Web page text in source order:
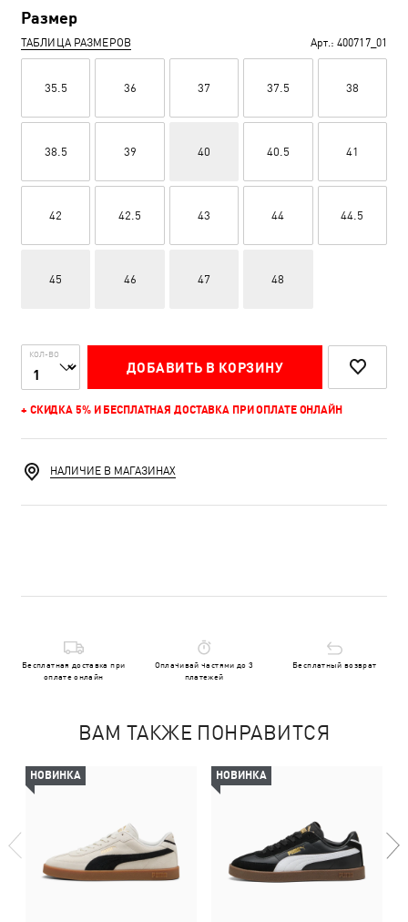
Размер
ТАБЛИЦА РАЗМЕРОВ Арт.: 400717_01
35.5 36 37 37.5 38
38.5 39 40 40.5 41
42 42.5 43 44 44.5
45 46 47 48
КОЛ-ВО
ДОБАВИТЬ В КОРЗИНУ
+ СКИДКА 5% И БЕСПЛАТНАЯ ДОСТАВКА ПРИ ОПЛАТЕ ОНЛАЙН
НАЛИЧИЕ В МАГАЗИНАХ
Бесплатная доставка при
оплате онлайн
Оплачивай частями до 3
платежей
Бесплатный возврат
ВАМ ТАКЖЕ ПОНРАВИТСЯ
НОВИНКА НОВИНКА